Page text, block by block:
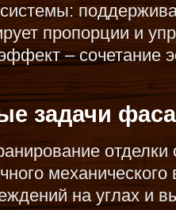
пропорции и
– сочетание
задачи
отделки
на углах и